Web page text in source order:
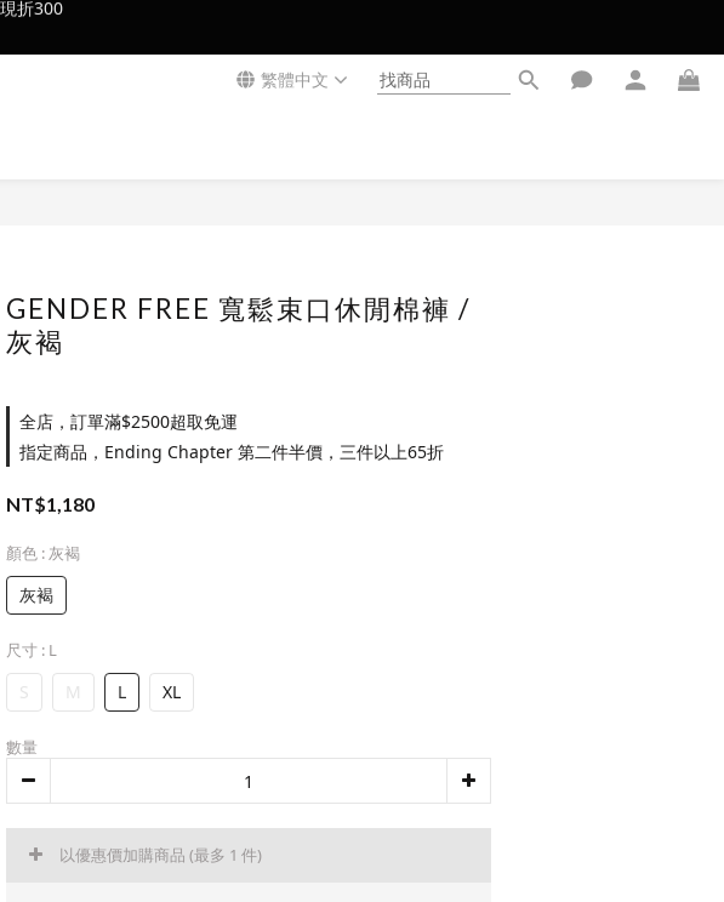
繁體中文
GENDER FREE 寬鬆束口休閒棉褲 /
灰褐
全店，訂單滿$2500超取免運
指定商品，Ending Chapter 第二件半價，三件以上65折
NT$1,180
顏色 : 灰褐
灰褐
尺寸 : L
S M L XL
數量
以優惠價加購商品 (最多 1 件)